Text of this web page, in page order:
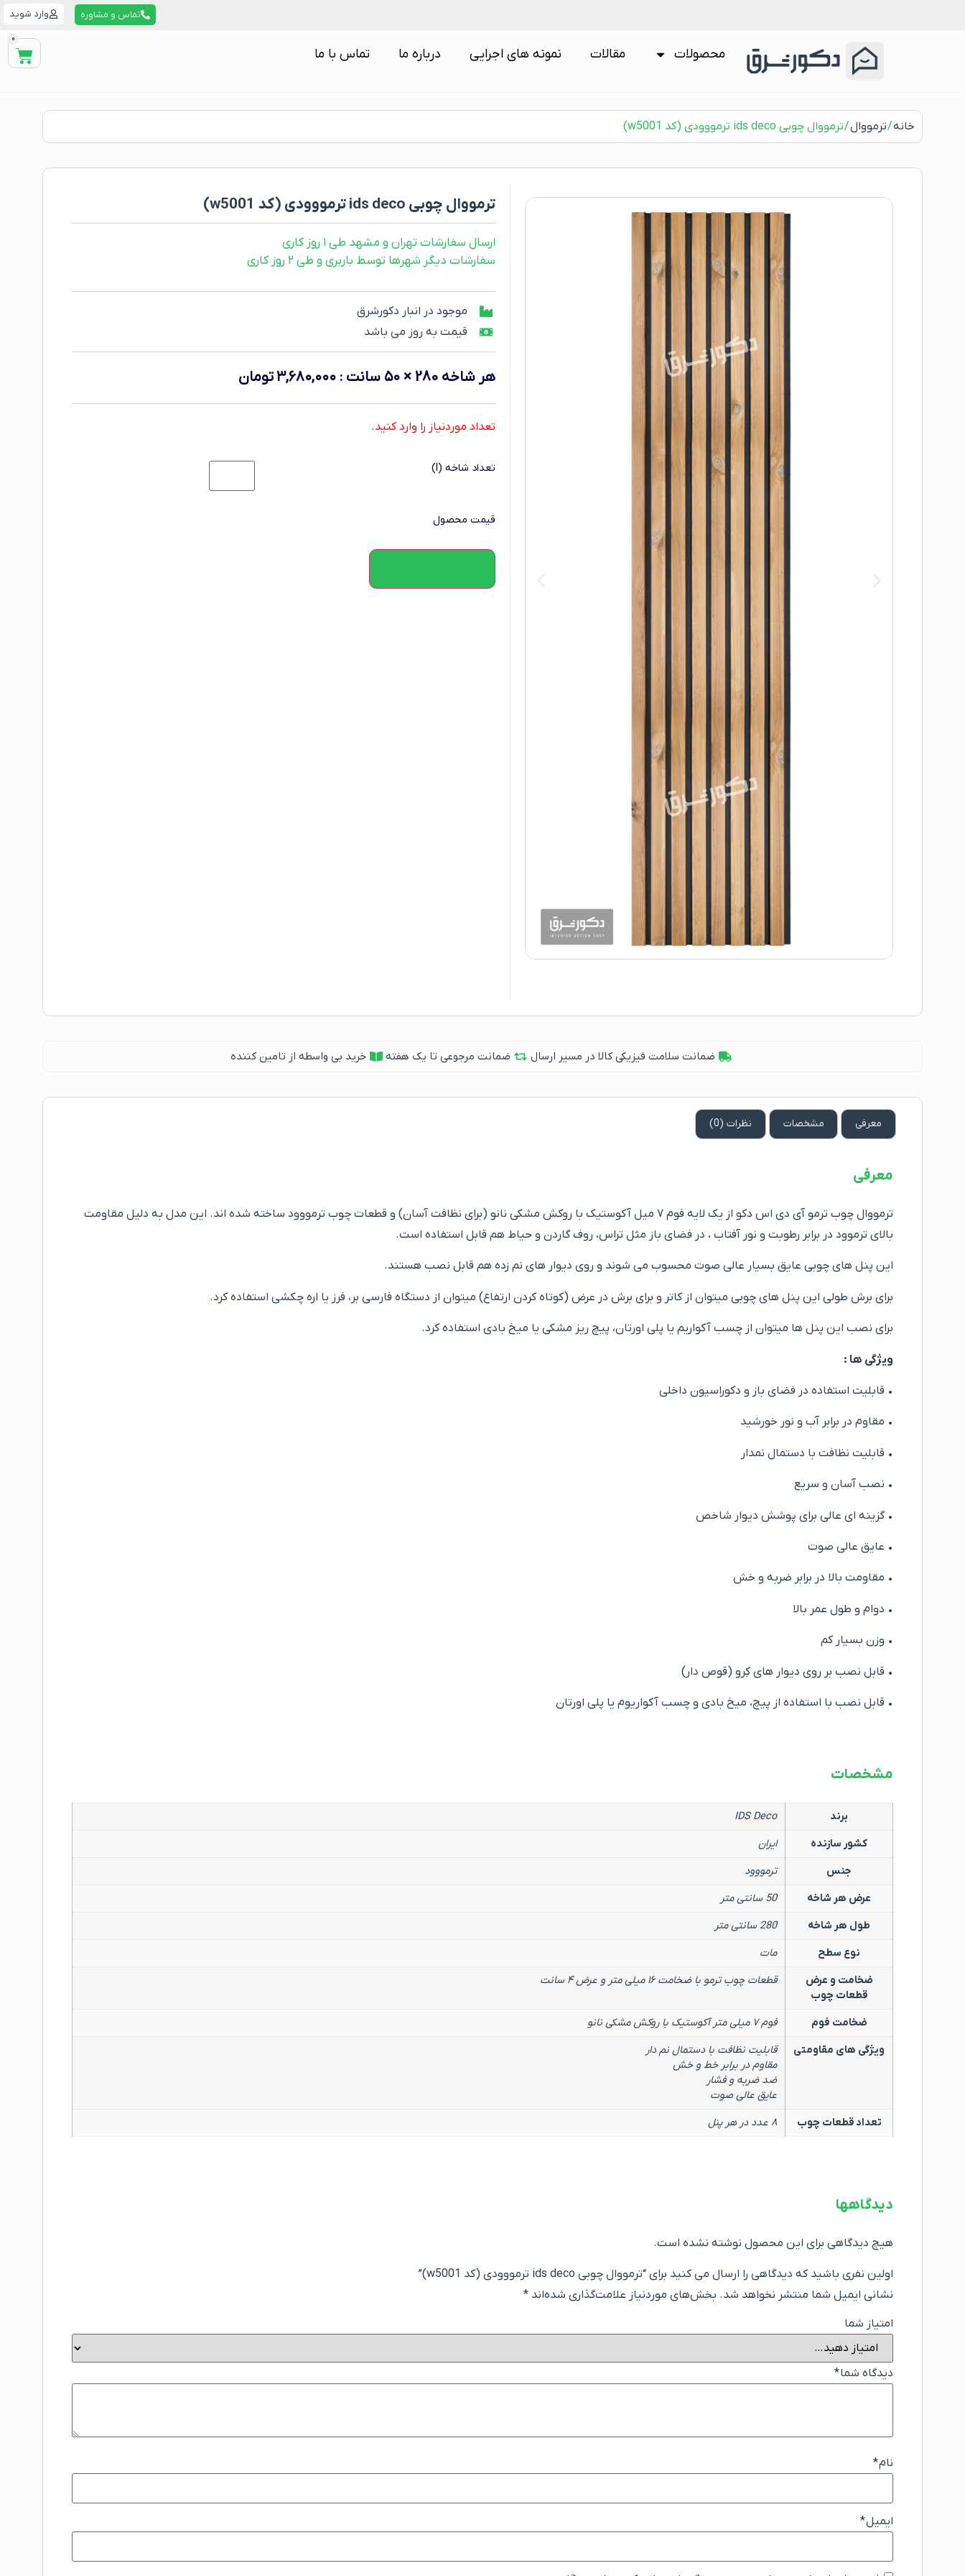
تماس و مشاوره وارد شوید
محصولات مقالات نمونه های اجرایی درباره ما تماس با ما
0
خانه/ترمووال/ ترمووال چوبی ids deco ترمووودی (کد w5001)
ترمووال چوبی ids deco ترمووودی (کد w5001)
ارسال سفارشات تهران و مشهد طی ۱ روز کاری
سفارشات دیگر شهرها توسط باربری و طی ۲ روز کاری
موجود در انبار دکورشرق
قیمت به روز می باشد
هر شاخه 280 × ۵۰ سانت : ۳,۶۸۰,۰۰۰تومان
تعداد موردنیاز را وارد کنید.
تعداد شاخه (l)
قیمت محصول
ضمانت سلامت فیزیکی کالا در مسیر ارسال ضمانت مرجوعی تا یک هفته خرید بی واسطه از تامین کننده
معرفی مشخصات نظرات (0)
معرفی
ترمووال چوب ترمو آی دی اس دکو از یک لایه فوم ۷ میل آکوستیک با روکش مشکی نانو (برای نظافت آسان) و قطعات چوب ترمووود ساخته شده اند. این مدل به دلیل مقاومت
بالای ترموود در برابر رطوبت و نور آفتاب ، در فضای باز مثل تراس، روف گاردن و حیاط هم قابل استفاده است.
این پنل های چوبی عایق بسیار عالی صوت محسوب می شوند و روی دیوار های نم زده هم قابل نصب هستند.
برای برش طولی این پنل های چوبی میتوان از کاتر و برای برش در عرض (کوتاه کردن ارتفاع) میتوان از دستگاه فارسی بر، فرز یا اره چکشی استفاده کرد.
برای نصب این پنل ها میتوان از چسب آکواریم یا پلی اورتان، پیچ ریز مشکی یا میخ بادی استفاده کرد.
ویژگی ها :
• قابلیت استفاده در فضای باز و دکوراسیون داخلی
• مقاوم در برابر آب و نور خورشید
• قابلیت نظافت با دستمال نمدار
• نصب آسان و سریع
• گزینه ای عالی برای پوشش دیوار شاخص
• عایق عالی صوت
• مقاومت بالا در برابر ضربه و خش
• دوام و طول عمر بالا
• وزن بسیار کم
• قابل نصب بر روی دیوار های کِرو (قوص دار)
• قابل نصب با استفاده از پیچ، میخ بادی و چسب آکواریوم یا پلی اورتان
مشخصات
برند
IDS Deco
کشور سازنده
ایران
جنس
ترمووود
عرض هر شاخه
50 سانتی متر
طول هر شاخه
280 سانتی متر
نوع سطح
مات
ضخامت و عرض
قطعات چوب
قطعات چوب ترمو با ضخامت ۱۶ میلی متر و عرض ۴ سانت
ضخامت فوم
فوم ۷ میلی متر آکوستیک با روکش مشکی نانو
ویژگی های مقاومتی
قابلیت نظافت با دستمال نم دار
مقاوم در برابر خط و خش
ضد ضربه و فشار
عایق عالی صوت
تعداد قطعات چوب
۸ عدد در هر پنل
دیدگاهها
هیچ دیدگاهی برای این محصول نوشته نشده است.
اولین نفری باشید که دیدگاهی را ارسال می کنید برای “ترمووال چوبی ids deco ترمووودی (کد w5001)”
نشانی ایمیل شما منتشر نخواهد شد. بخش‌های موردنیاز علامت‌گذاری شده‌اند *
امتیاز شما
دیدگاه شما*
نام*
ایمیل*